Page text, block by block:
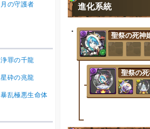
進化系統
聖祭の死神
聖祭の
月の守護者
浄罪の千龍
星砕の兆龍
暴乱極悪生命体